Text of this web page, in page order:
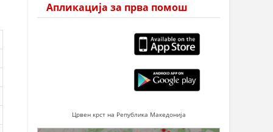
Апликација за прва помош
Црвен крст на Република Македонија